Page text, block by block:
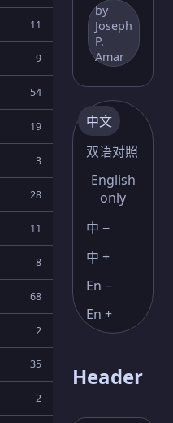
11
9
54
19
3
28
11
8
68
2
35
2
by
Joseph
P.
Amar
中文
双语对照
English
only
中 −
中 +
En −
En +
Header